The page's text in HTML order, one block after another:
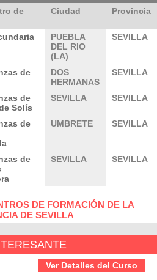
de
Ciudad Provincia
PUEBLA
DEL RIO
(LA)
SEVILLA
de
DOS
HERMANAS
SEVILLA
de
Solís
SEVILLA SEVILLA
de
UMBRETE SEVILLA
de
SEVILLA SEVILLA
DE FORMACIÓN DE LA
DE SEVILLA
Ver Detalles del Curso